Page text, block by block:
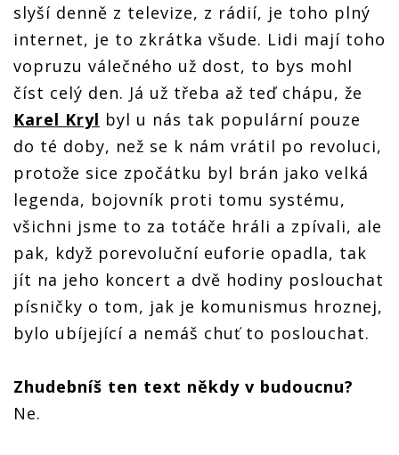
slyší denně z televize, z rádií, je toho plný
internet, je to zkrátka všude. Lidi mají toho
vopruzu válečného už dost, to bys mohl
číst celý den. Já už třeba až teď chápu, že
Karel Kryl byl u nás tak populární pouze
do té doby, než se k nám vrátil po revoluci,
protože sice zpočátku byl brán jako velká
legenda, bojovník proti tomu systému,
všichni jsme to za totáče hráli a zpívali, ale
pak, když porevoluční euforie opadla, tak
jít na jeho koncert a dvě hodiny poslouchat
písničky o tom, jak je komunismus hroznej,
bylo ubíjející a nemáš chuť to poslouchat.
Zhudebníš ten text někdy v budoucnu?
Ne.